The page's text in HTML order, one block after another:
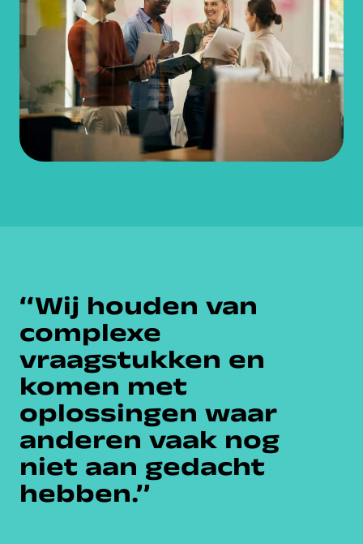
‘‘Wij houden van
complexe
vraagstukken en
komen met
oplossingen waar
anderen vaak nog
niet aan gedacht
hebben.’’